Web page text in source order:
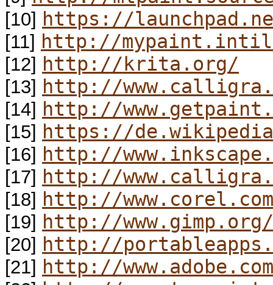
[10] https://
[11] http://
[12] http://krita.org/
[13] http://
[14] http://
[15] https://
[16] http://
[17] http://
[18] http://
[19] http://www.gimp.org/
[20] http://
[21] http://